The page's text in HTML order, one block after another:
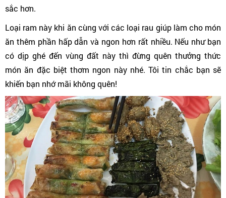
sắc hơn.
Loại ram này khi ăn cùng với các loại rau giúp làm cho món
ăn thêm phần hấp dẫn và ngon hơn rất nhiều. Nếu như bạn
có dịp ghé đến vùng đất này thì đừng quên thưởng thức
món ăn đặc biệt thơm ngon này nhé. Tôi tin chắc bạn sẽ
khiến bạn nhớ mãi không quên!